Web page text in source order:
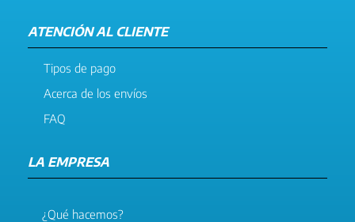
ATENCIÓN AL CLIENTE
Tipos de pago
Acerca de los envíos
FAQ
LA EMPRESA
¿Qué hacemos?